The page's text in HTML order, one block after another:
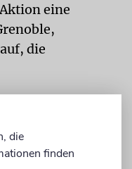
eine
die
ein
in
die
finden